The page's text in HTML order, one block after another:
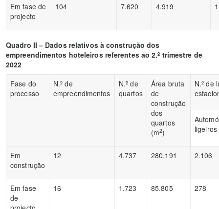
Em fase de
projecto
104 7.620 4.919
Quadro II – Dados relativos à construção dos
empreendimentos hoteleiros referentes ao 2.º trimestre de
2022
Fase do
processo
N.º de
empreendimentos
N.º de
quartos
Área bruta
de
construção
dos
quartos
(m2)
N.º de
ligeiros
Em
construção
12 4.737 280.191 2.106
Em fase
de
16 1.723 85.805 278